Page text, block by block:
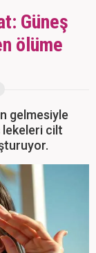
Güneş
ölüme
gelmesiyle
cilt